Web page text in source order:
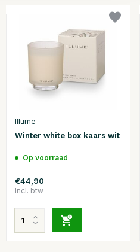
Illume
Winter white box kaars wit
Op voorraad
€44,90
Incl. btw